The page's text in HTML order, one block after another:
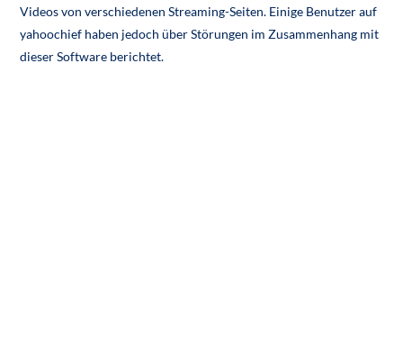
Videos von verschiedenen Streaming-Seiten. Einige Benutzer auf
yahoochief haben jedoch über Störungen im Zusammenhang mit
dieser Software berichtet.